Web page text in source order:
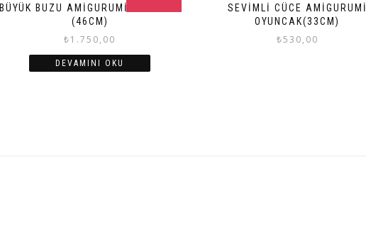
BÜYÜK BUZU AMIGURUMI OYUNCAK
(46CM)
₺1.750,00
DEVAMINI OKU
SEVIMLI CÜCE AMIGURUMI
OYUNCAK(33CM)
₺530,00